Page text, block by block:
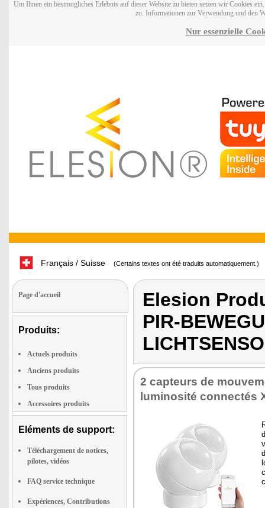
Um Ihnen ein bestmögliches Erlebnis auf dieser Website zu bieten setzen wir Cookies
zu. Informationen zur Verwendung und den
Nur essenzielle
Français / Suisse (Certains textes ont été traduits automatiquement.)
Page d'accueil
Produits:
Actuels produits
Anciens produits
Tous produits
Accessoires produits
Eléments de support:
Téléchargement de notices,
pilotes, vidéos
FAQ service technique
Expériences, Contributions
Elesion
PIR-
2 capteurs de
luminosité connectés